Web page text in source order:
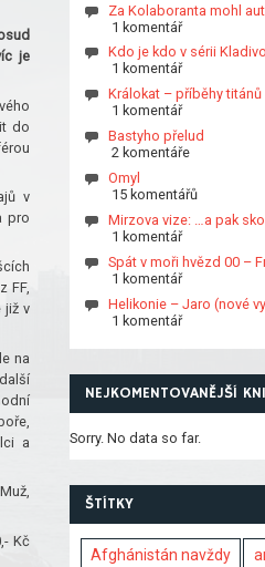
je
do
v
pro
FF,
již v
na
a
Kč
Za Kolaboranta mohl
1 komentář
Kdo je kdo v sérii
1 komentář
Králokat – příběhy titánů
1 komentář
Bastyho přelud
2 komentáře
Omyl
15 komentářů
Mirzova vize: …a pak
1 komentář
Spát v moři hvězd 00 –
1 komentář
Helikonie – Jaro (nové
1 komentář
NEJKOMENTOVANĚJŠÍ
Sorry. No data so far.
ŠTÍTKY
Afghánistán navždy